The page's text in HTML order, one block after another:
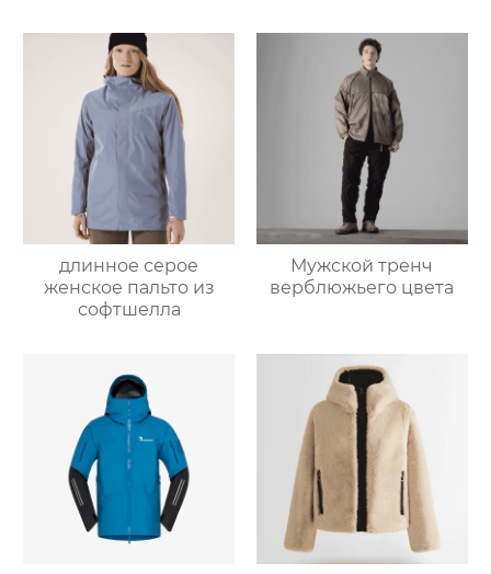
длинное серое
женское пальто из
софтшелла
Мужской тренч
верблюжьего цвета